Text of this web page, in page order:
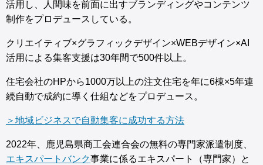
活用し、人間味を前面に出すブランディングやコンテンツ
制作をプロデュースしている。
クリエイティブ×グラフィックデザイン×WEBデザイン×AI
活用による集客支援は30年間で500件以上。
住宅会社のHPから1000万以上の注文住宅を年に6棟×5年連
続自動で成約に導く仕組などをプロデュース。
＞地域ビジネスで自動集客に成功する方法
2022年、鹿児島県商工会連合会の無料の専門家派遣制度、
エキスパートバンク事業に係るエキスパート（専門家）と